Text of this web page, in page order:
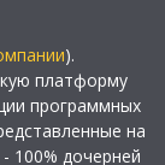
).
платформу
программных
на
100% дочерней